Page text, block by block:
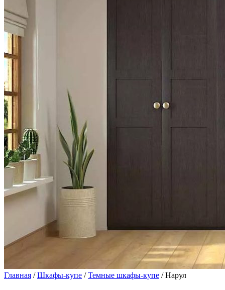
Главная /Шкафы-купе /Темные шкафы-купе / Нарул